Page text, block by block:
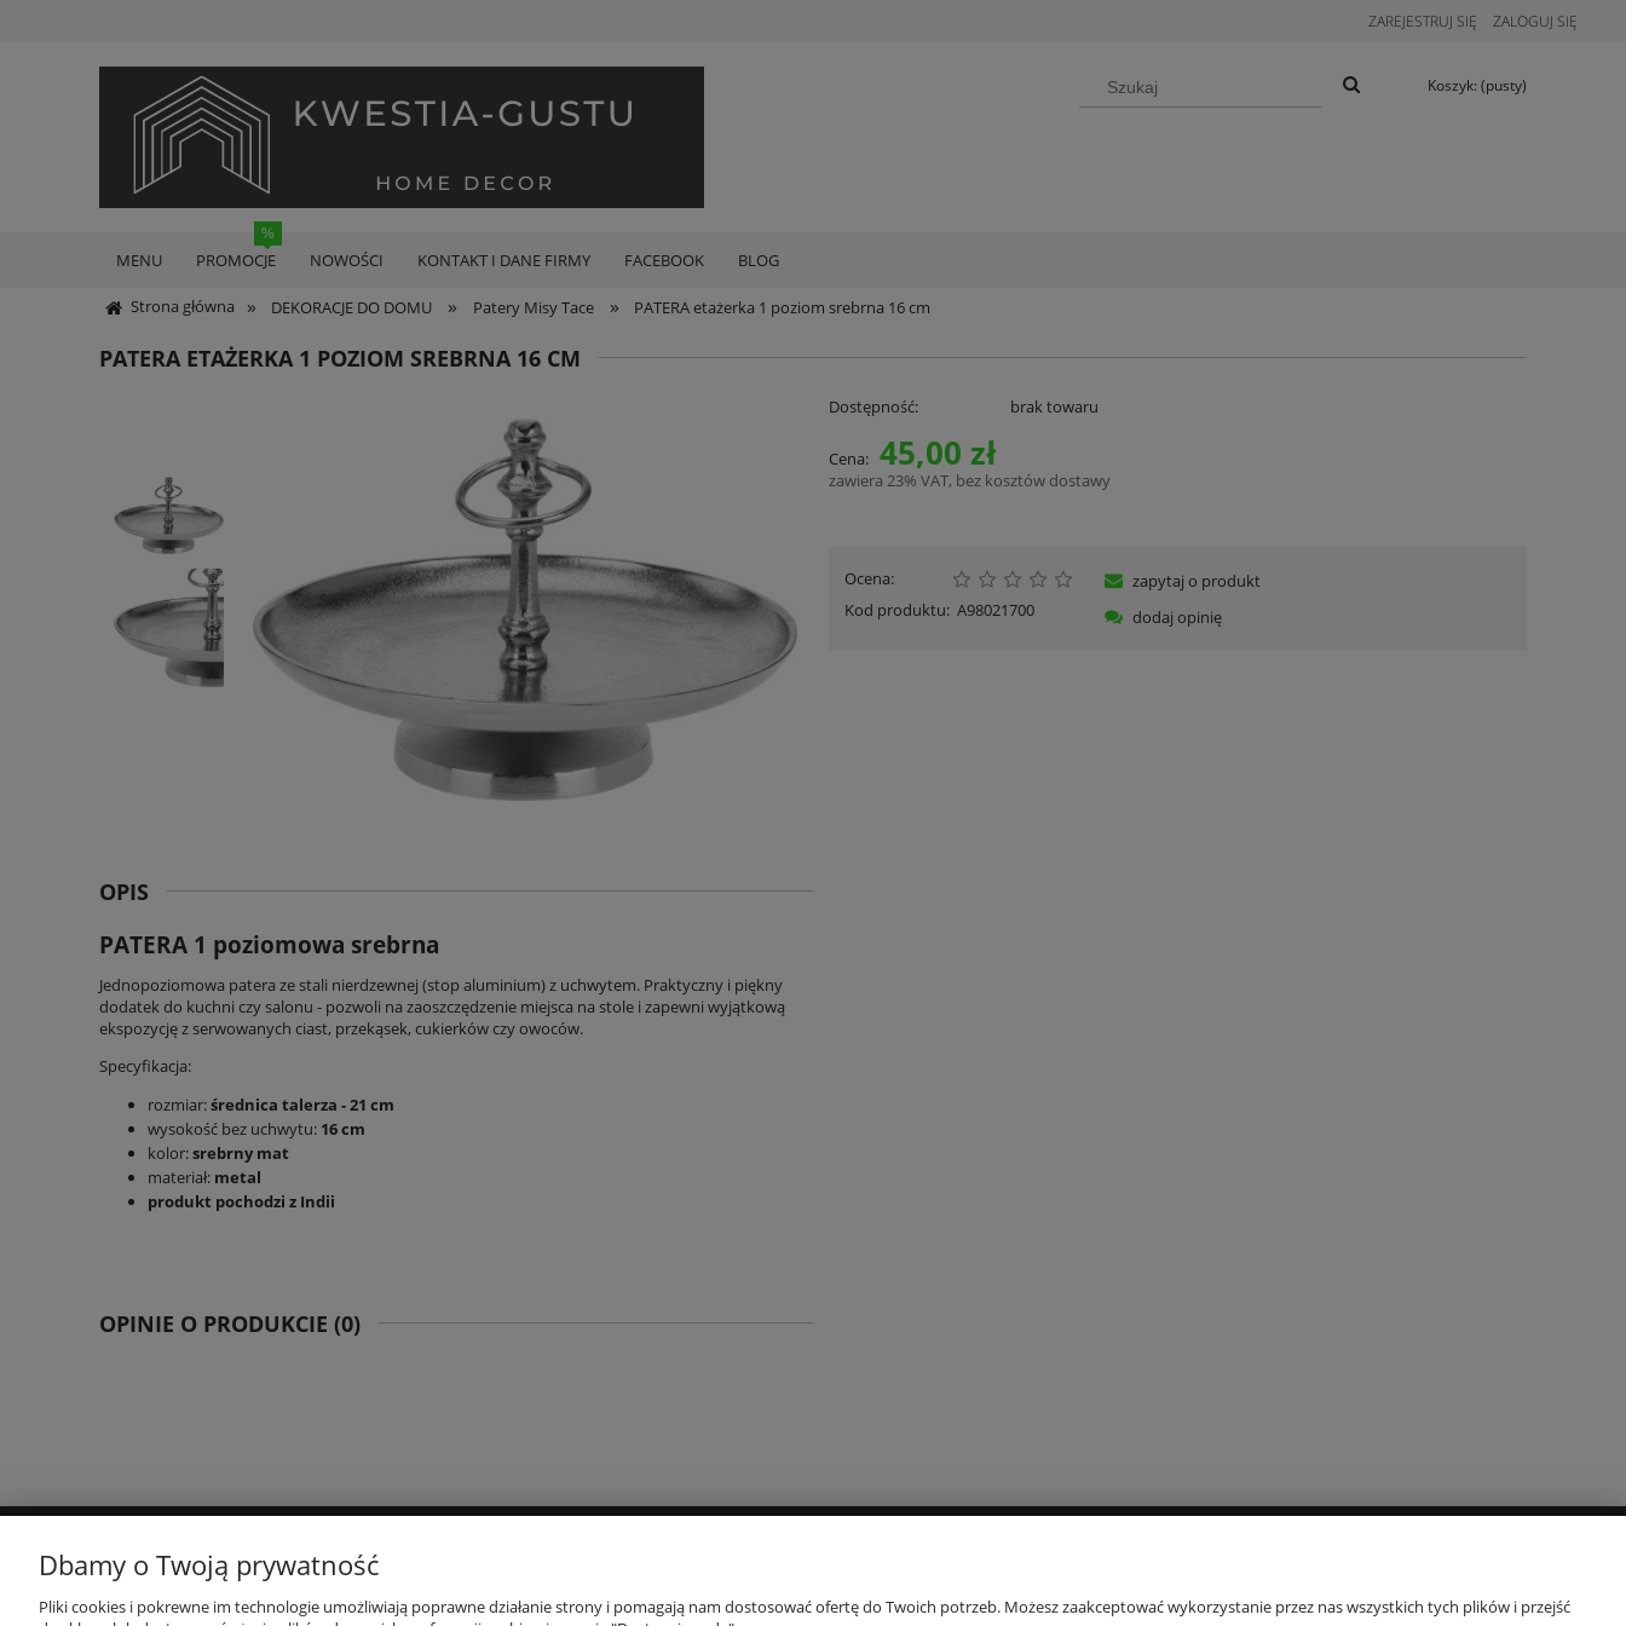
ZAREJESTRUJ SIĘ ZALOGUJ SIĘ
Koszyk: (pusty)
MENU PROMOCJE NOWOŚCI KONTAKT I DANE FIRMY FACEBOOK BLOG
Strona główna » DEKORACJE DO DOMU » Patery Misy Tace » PATERA etażerka 1 poziom srebrna 16 cm
PATERA ETAŻERKA 1 POZIOM SREBRNA 16 CM
Dostępność: brak towaru
Cena: 45,00 zł
zawiera 23% VAT, bez kosztów dostawy
Ocena:
Kod produktu: A98021700
zapytaj o produkt
dodaj opinię
OPIS
PATERA 1 poziomowa srebrna
Jednopoziomowa patera ze stali nierdzewnej (stop aluminium) z uchwytem. Praktyczny i piękny
dodatek do kuchni czy salonu - pozwoli na zaoszczędzenie miejsca na stole i zapewni wyjątkową
ekspozycję z serwowanych ciast, przekąsek, cukierków czy owoców.
Specyfikacja:
rozmiar:średnica talerza - 21 cm
wysokość bez uchwytu: 16 cm
kolor:srebrny mat
materiał: metal
produkt pochodzi z Indii
OPINIE O PRODUKCIE (0)
POMOC
Dbamy o Twoją prywatność
Pliki cookies i pokrewne im technologie umożliwiają poprawne działanie strony i pomagają nam dostosować ofertę do Twoich potrzeb. Możesz zaakceptować wykorzystanie przez nas wszystkich tych plików i przejść